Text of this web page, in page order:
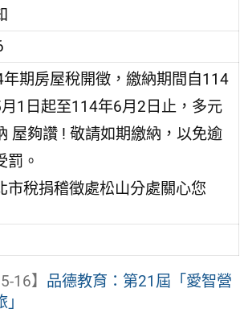
年期房屋稅開徵，繳納期間自114
1日起至114年6月2日止，多元
屋夠讚 ! 敬請如期繳納，以免逾
罰。
市稅捐稽徵處松山分處關心您
16】 品德教育：第21屆「愛智營